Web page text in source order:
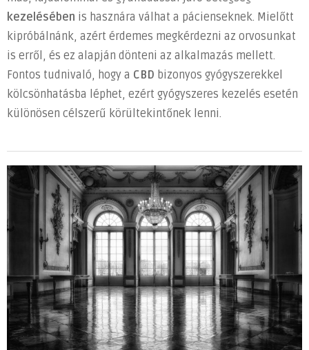
kezelésében is hasznára válhat a pácienseknek. Mielőtt
kipróbálnánk, azért érdemes megkérdezni az orvosunkat
is erről, és ez alapján dönteni az alkalmazás mellett.
Fontos tudnivaló, hogy a CBD bizonyos gyógyszerekkel
kölcsönhatásba léphet, ezért gyógyszeres kezelés esetén
különösen célszerű körültekintőnek lenni.